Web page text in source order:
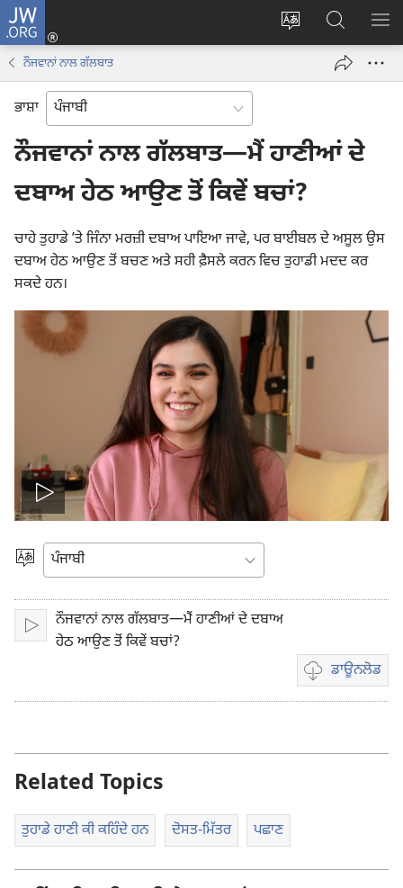
JW.ORG
ਸਾਈਟ
ਭਾਸ਼ਾ
ਲਾਗ-
new
JW.ORG
ʼਤੇ
ਖੋਜ
ਨੌਜਵਾਨਾਂ ਨਾਲ ਗੱਲਬਾਤ
ਭਾਸ਼ਾ
ਨੌਜਵਾਨਾਂ ਨਾਲ ਗੱਲਬਾਤ​—ਮੈਂ ਹਾਣੀਆਂ ਦੇ
ਦਬਾਅ ਹੇਠ ਆਉਣ ਤੋਂ ਕਿਵੇਂ ਬਚਾਂ?
ਚਾਹੇ ਤੁਹਾਡੇ ʼਤੇ ਜਿੰਨਾ ਮਰਜ਼ੀ ਦਬਾਅ ਪਾਇਆ ਜਾਵੇ, ਪਰ ਬਾਈਬਲ ਦੇ ਅਸੂਲ ਉਸ
ਦਬਾਅ ਹੇਠ ਆਉਣ ਤੋਂ ਬਚਣ ਅਤੇ ਸਹੀ ਫ਼ੈਸਲੇ ਕਰਨ ਵਿਚ ਤੁਹਾਡੀ ਮਦਦ ਕਰ
ਸਕਦੇ ਹਨ।
ਵੀਡੀਓ
ਚਲਾਓ
ਭਾਸ਼ਾ
ਚਲਾਓ
ਨੌਜਵਾਨਾਂ ਨਾਲ ਗੱਲਬਾਤ—ਮੈਂ ਹਾਣੀਆਂ ਦੇ ਦਬਾਅ
ਹੇਠ ਆਉਣ ਤੋਂ ਕਿਵੇਂ ਬਚਾਂ?
ਡਾਊਨਲੋਡ
ਵੀਡੀਓ
ਰਿਕਾਰਡਿੰਗ
ਡਾਊਨਲੋਡ
Related Topics
ਤੁਹਾਡੇ ਹਾਣੀ ਕੀ ਕਹਿੰਦੇ ਹਨ ਦੋਸਤ-ਮਿੱਤਰ ਪਛਾਣ